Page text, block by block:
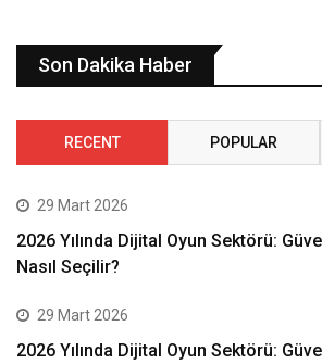
Son Dakika Haber
RECENT POPULAR
29 Mart 2026
2026 Yılında Dijital Oyun Sektörü:
Nasıl Seçilir?
29 Mart 2026
2026 Yılında Dijital Oyun Sektörü: